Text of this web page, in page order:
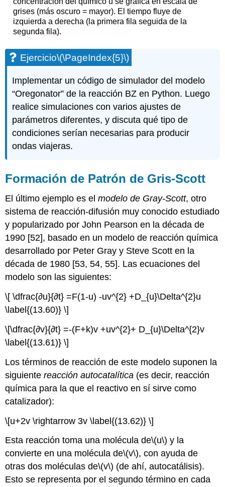
grises (más oscuro = mayor). El tiempo fluye de
izquierda a derecha (la primera fila seguida de la
segunda fila).
Ejercicio\(\PageIndex{5}\)
Implementar un código de simulador del modelo
“Oregonator” de la reacción BZ en Python. Luego
realice simulaciones con varios ajustes de
parámetros diferentes, y discuta qué tipo de
condiciones serían necesarias para producir
ondas viajeras.
Formación de Patrón de Gris-Scott
El último ejemplo es elmodelo de Gray-Scott, otro
sistema de reacción-difusión muy conocido estudiado
y popularizado por John Pearson en la década de
1990 [52], basado en un modelo de reacción química
desarrollado por Peter Gray y Steve Scott en la
década de 1980 [53, 54, 55]. Las ecuaciones del
modelo son las siguientes:
\[ \dfrac{∂u}{∂t} =F(1-u) -uv^{2} +D_{u}\Delta^{2}u
\label{(13.60)} \]
\[\dfrac{∂v}{∂t} =-(F+k)v +uv^{2}+ D_{u}\Delta^{2}v
\label{(13.61)} \]
Los términos de reacción de este modelo suponen la
siguientereacción autocatalítica (es decir, reacción
química para la que el reactivo en sí sirve como
catalizador):
\[u+2v \rightarrow 3v \label{(13.62)} \]
Esta reacción toma una molécula de\(u\) y la
convierte en una molécula de\(v\), con ayuda de
otras dos moléculas de\(v\) (de ahí, autocatálisis).
Esto se representa por el segundo término en cada